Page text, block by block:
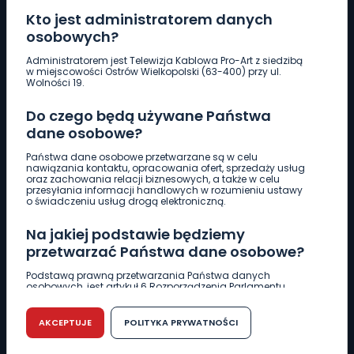
Kto jest administratorem danych
osobowych?
Administratorem jest Telewizja Kablowa Pro-Art z siedzibą
w miejscowości Ostrów Wielkopolski (63-400) przy ul.
Wolności 19.
Do czego będą używane Państwa
dane osobowe?
Państwa dane osobowe przetwarzane są w celu
nawiązania kontaktu, opracowania ofert, sprzedaży usług
oraz zachowania relacji biznesowych, a także w celu
przesyłania informacji handlowych w rozumieniu ustawy
o świadczeniu usług drogą elektroniczną.
Na jakiej podstawie będziemy
przetwarzać Państwa dane osobowe?
Podstawą prawną przetwarzania Państwa danych
osobowych, jest artykuł 6 Rozporządzenia Parlamentu
r. w sprawie ochrony osób fizycznych w związku z
przetwarzaniem danych osobowych w sprawie
swobodnego przepływu takich danych oraz uchylenia
dyrektywy 95/46/WE (RODO).
AKCEPTUJE POLITYKA PRYWATNOŚCI
Pobierz logotyp
661 997 997
REDAKCJA
62 735 22 22redakcja@wlkp24.info
DZIAŁ REKLAMY
62 735 01 85 reklama@wlkp24.info
WIADOMOŚCI
CIEKAWOSTKI